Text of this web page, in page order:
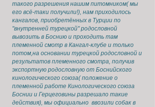
такого разрешения нашим питомником( мы
его всё-таки получили!), нам приходилось
кангалов, приобретённых в Турции по
"внутренней турецкой" родословной
вывозить в Боснию и проходить там
племенной смотр в Кангал-клубе и только
потом,на основании турецкой родословной и
результатов племенного смотра, получив
экспортную родословную от Боснийского
кинологического союза( положение о
племенной работе Кинологического союза
Боснии и Герцеговины разрешало такие
действия), мы официально ввозили собак в